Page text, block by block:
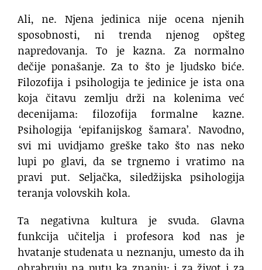
Ali, ne. Njena jedinica nije ocena njenih
sposobnosti, ni trenda njenog opšteg
napredovanja. To je kazna. Za normalno
dečije ponašanje. Za to što je ljudsko biće.
Filozofija i psihologija te jedinice je ista ona
koja čitavu zemlju drži na kolenima već
decenijama: filozofija formalne kazne.
Psihologija ‘epifanijskog šamara’. Navodno,
svi mi uvidjamo greške tako što nas neko
lupi po glavi, da se trgnemo i vratimo na
pravi put. Seljačka, siledžijska psihologija
teranja volovskih kola.
Ta negativna kultura je svuda. Glavna
funkcija učitelja i profesora kod nas je
hvatanje studenata u neznanju, umesto da ih